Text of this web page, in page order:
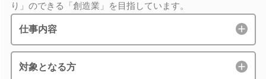
り」のできる「創造業」を目指しています。
仕事内容
対象となる方